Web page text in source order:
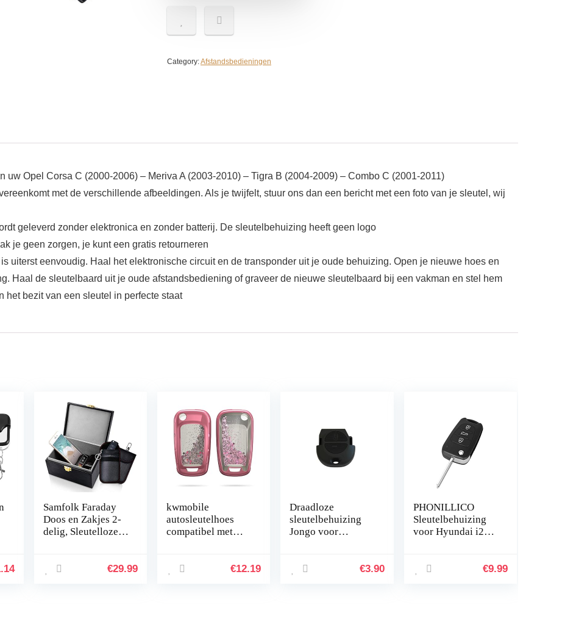
Category:Afstandsbedieningen
Opel Corsa C (2000-2006) – Meriva A (2003-2010) – Tigra B (2004-2009) – Combo C (2001-2011)
met de verschillende afbeeldingen. Als je twijfelt, stuur ons dan een bericht met een foto van je sleutel, wij
geleverd zonder elektronica en zonder batterij. De sleutelbehuizing heeft geen logo
je geen zorgen, je kunt een gratis retourneren
uiterst eenvoudig. Haal het elektronische circuit en de transponder uit je oude behuizing. Open je nieuwe hoes en
Haal de sleutelbaard uit je oude afstandsbediening of graveer de nieuwe sleutelbaard bij een vakman en stel hem
het bezit van een sleutel in perfecte staat
Samfolk Faraday
Doos en Zakjes 2-
delig, Sleutelloze
Diefstal Signaal
€29.99
kwmobile
autosleutelhoes
compatibel met
autosleutel –
€12.19
Draadloze
sleutelbehuizing
Jongo voor
Micra 2 toetsen
€3.90
PHONILLICO
Sleutelbehuizing
voor Hyundai i20
KIA Ceed Picanto
€9.99